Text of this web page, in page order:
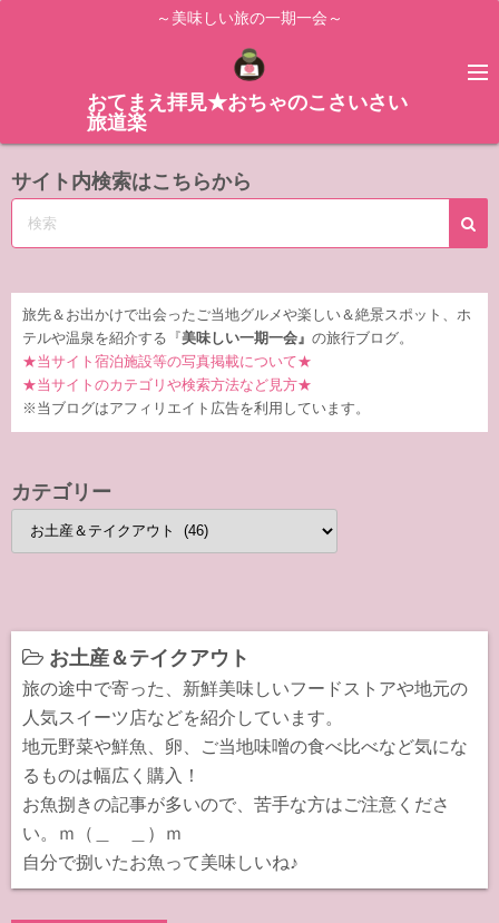
ス
ッ
～美味しい旅の一期一会～
おてまえ拝見★おちゃのこさいさい
旅道楽
サイト内検索はこちらから
旅先＆お出かけで出会ったご当地グルメや楽しい＆絶景スポット、ホ
テルや温泉を紹介する『 美味しい一期一会』 の旅行ブログ。
★当サイト宿泊施設等の写真掲載について★
★当サイトのカテゴリや検索方法など見方★
※当ブログはアフィリエイト広告を利用しています。
カテゴリー
テ
ー
お土産＆テイクアウト
旅の途中で寄った、新鮮美味しいフードストアや地元の
人気スイーツ店などを紹介しています。
地元野菜や鮮魚、卵、ご当地味噌の食べ比べなど気にな
るものは幅広く購入！
お魚捌きの記事が多いので、苦手な方はご注意くださ
い。ｍ（＿ ＿）ｍ
自分で捌いたお魚って美味しいね♪